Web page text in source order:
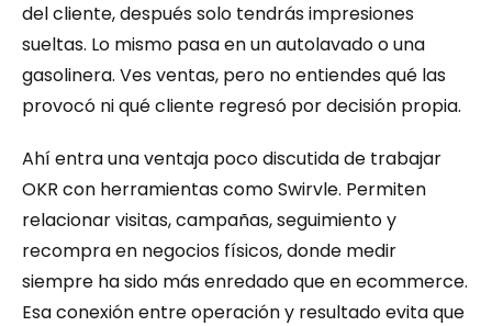
del cliente, después solo tendrás impresiones
sueltas. Lo mismo pasa en un autolavado o una
gasolinera. Ves ventas, pero no entiendes qué las
provocó ni qué cliente regresó por decisión propia.
Ahí entra una ventaja poco discutida de trabajar
OKR con herramientas como Swirvle. Permiten
relacionar visitas, campañas, seguimiento y
recompra en negocios físicos, donde medir
siempre ha sido más enredado que en ecommerce.
Esa conexión entre operación y resultado evita que